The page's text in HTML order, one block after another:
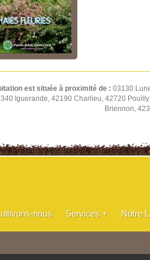
est située à proximité de : 03130
Iguerande, 42190 Charlieu, 42720
Briennon,
nous Services + Notre